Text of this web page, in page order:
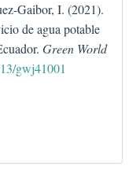
Gaibor, I. (2021).
de agua potable
Green World
gwj41001